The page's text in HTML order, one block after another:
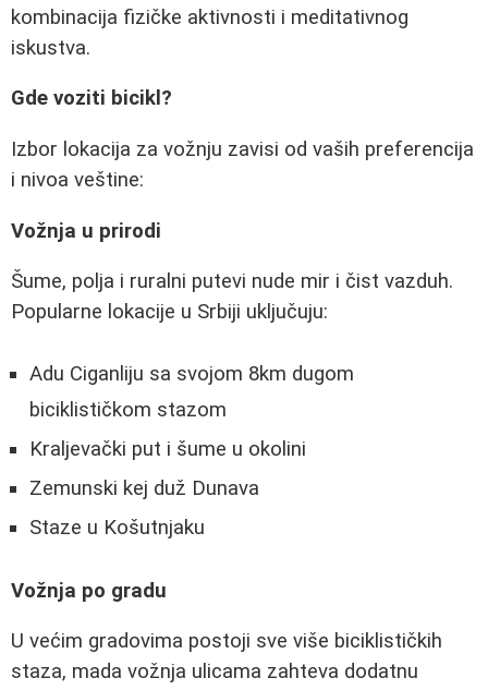
kombinacija fizičke aktivnosti i meditativnog
iskustva.
Gde voziti bicikl?
Izbor lokacija za vožnju zavisi od vaših preferencija
i nivoa veštine:
Vožnja u prirodi
Šume, polja i ruralni putevi nude mir i čist vazduh.
Popularne lokacije u Srbiji uključuju:
Adu Ciganliju sa svojom 8km dugom
biciklističkom stazom
Kraljevački put i šume u okolini
Zemunski kej duž Dunava
Staze u Košutnjaku
Vožnja po gradu
U većim gradovima postoji sve više biciklističkih
staza, mada vožnja ulicama zahteva dodatnu